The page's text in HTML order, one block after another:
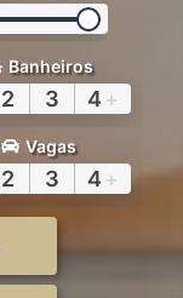
Banheiros
2 3 4 +
Vagas
2 3 4 +